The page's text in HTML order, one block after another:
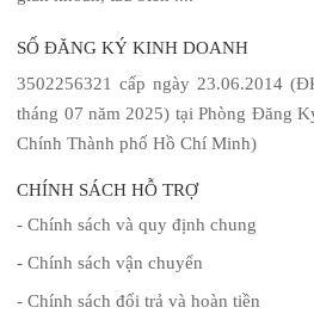
SỐ ĐĂNG KÝ KINH DOANH
3502256321 cấp ngày 23.06.2014
tháng 07 năm 2025) tại Phòng Đăng
Chính Thành phố Hồ Chí Minh)
CHÍNH SÁCH HỖ TRỢ
- Chính sách và quy định chung
- Chính sách vận chuyển
- Chính sách đổi trả và hoàn tiền